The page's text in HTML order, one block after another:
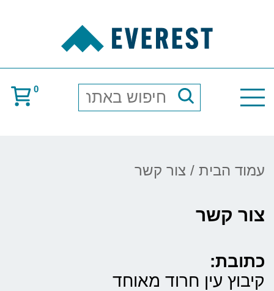
חיפוש
0
עמוד הבית / צור קשר
צור קשר
כתובת:
קיבוץ עין חרוד מאוחד